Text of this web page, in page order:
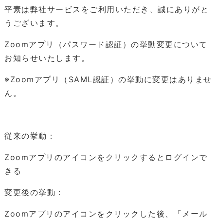
平素は弊社サービスをご利用いただき、誠にありがと
うございます。
Zoomアプリ（パスワード認証）の挙動変更について
お知らせいたします。
※Zoomアプリ（SAML認証）の挙動に変更はありませ
ん。
従来の挙動：
Zoomアプリのアイコンをクリックするとログインで
きる
変更後の挙動：
Zoomアプリのアイコンをクリックした後、「メール